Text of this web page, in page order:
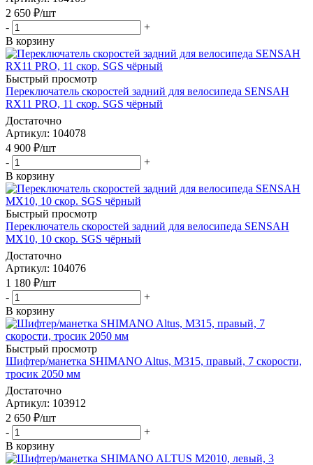
2 650 ₽/шт
-
+
В корзину
Быстрый просмотр
Переключатель скоростей задний для велосипеда SENSAH
RX11 PRO, 11 скор. SGS чёрный
Достаточно
Артикул: 104078
4 900 ₽/шт
-
+
В корзину
Быстрый просмотр
Переключатель скоростей задний для велосипеда SENSAH
MX10, 10 скор. SGS чёрный
Достаточно
Артикул: 104076
1 180 ₽/шт
-
+
В корзину
Быстрый просмотр
Шифтер/манетка SHIMANO Altus, M315, правый, 7 скорости,
тросик 2050 мм
Достаточно
Артикул: 103912
2 650 ₽/шт
-
+
В корзину